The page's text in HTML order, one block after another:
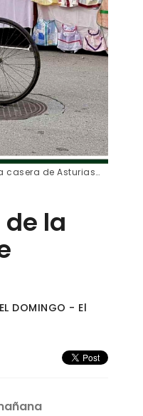
casera de Asturias…
la
DOMINGO - El